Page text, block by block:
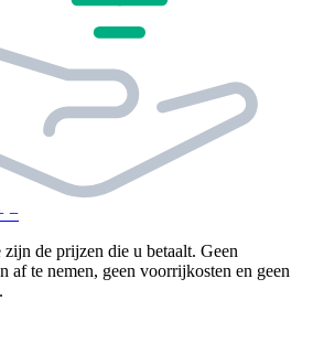
−
de prijzen die u betaalt. Geen
af te nemen, geen voorrijkosten en geen